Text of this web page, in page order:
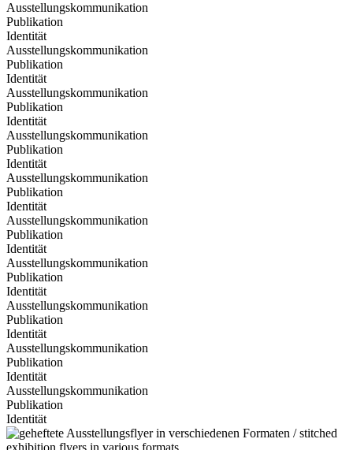
Ausstellungskommunikation
Publikation
Identität
Ausstellungskommunikation
Publikation
Identität
Ausstellungskommunikation
Publikation
Identität
Ausstellungskommunikation
Publikation
Identität
Ausstellungskommunikation
Publikation
Identität
Ausstellungskommunikation
Publikation
Identität
Ausstellungskommunikation
Publikation
Identität
Ausstellungskommunikation
Publikation
Identität
Ausstellungskommunikation
Publikation
Identität
Ausstellungskommunikation
Publikation
Identität